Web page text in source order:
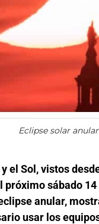
Eclipse solar
el Sol, vistos
próximo sábado
anular,
usar los